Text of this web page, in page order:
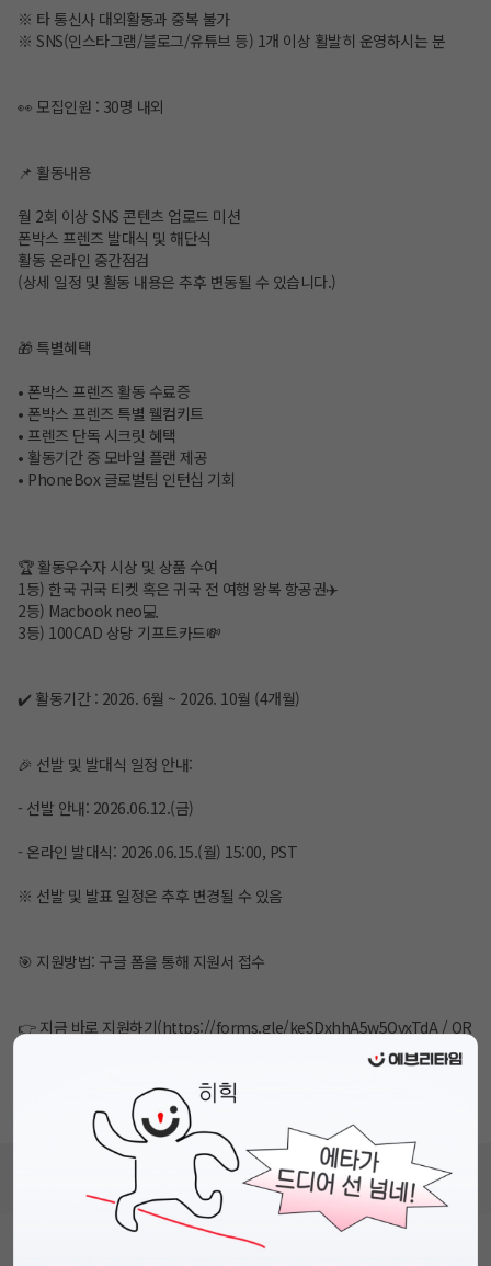
※ 타 통신사 대외활동과 중복 불가
※ SNS(인스타그램/블로그/유튜브 등) 1개 이상 활발히 운영하시는 분
👀 모집인원 : 30명 내외
📌 활동내용
월 2회 이상 SNS 콘텐츠 업로드 미션
폰박스 프렌즈 발대식 및 해단식
활동 온라인 중간점검
(상세 일정 및 활동 내용은 추후 변동될 수 있습니다.)
🎁 특별혜택
• 폰박스 프렌즈 활동 수료증
• 폰박스 프렌즈 특별 웰컴키트
• 프렌즈 단독 시크릿 혜택
• 활동기간 중 모바일 플랜 제공
• PhoneBox 글로벌팀 인턴십 기회
🏆 활동우수자 시상 및 상품 수여
1등) 한국 귀국 티켓 혹은 귀국 전 여행 왕복 항공권✈️
2등) Macbook neo💻
3등) 100CAD 상당 기프트카드💸
✔️ 활동기간 : 2026. 6월 ~ 2026. 10월 (4개월)
🎉 선발 및 발대식 일정 안내:
- 선발 안내: 2026.06.12.(금)
- 온라인 발대식: 2026.06.15.(월) 15:00, PST
※ 선발 및 발표 일정은 추후 변경될 수 있음
🎯 지원방법: 구글 폼을 통해 지원서 접수
👉 지금 바로 지원하기(https://forms.gle/keSDxhhA5w5QvxTdA/ QR
#PhoneBox #폰박스 #PhoneBoxFriends #BrandAmbassador